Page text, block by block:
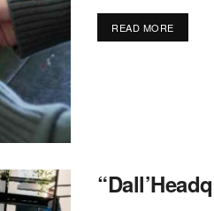
READ MORE